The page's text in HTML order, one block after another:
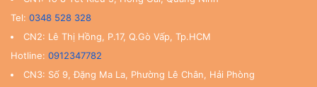
Tel: 0348 528 328
CN2: Lê Thị Hồng, P.17, Q.Gò Vấp, Tp.HCM
Hotline: 0912347782
CN3: Số 9, Đặng Ma La, Phường Lê Chân, Hải Phòng